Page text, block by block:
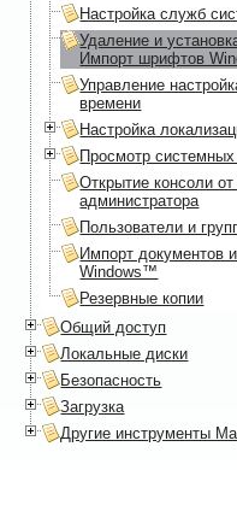
Настройка служб
Удаление и
Импорт шрифтов
Управление
времени
Настройка
Просмотр
Открытие консоли
администратора
Пользователи и
Импорт документов
Windows™
Резервные копии
Общий доступ
Локальные диски
Безопасность
Загрузка
Другие инструменты